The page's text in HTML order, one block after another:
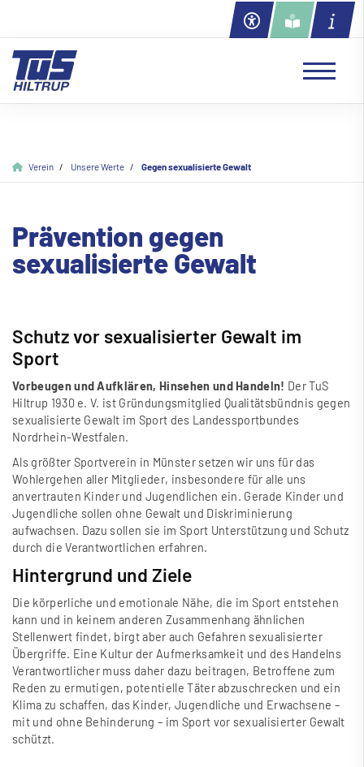
Verein Unsere Werte Gegen sexualisierte Gewalt
Prävention gegen
sexualisierte Gewalt
Schutz vor sexualisierter Gewalt im
Sport
Vorbeugen und Aufklären, Hinsehen und Handeln! Der TuS
Hiltrup 1930 e. V. ist GründungsmitgliedQualitätsbündnis gegen
sexualisierte Gewalt im Sport des Landessportbundes
Nordrhein-Westfalen.
Als größter Sportverein in Münster setzen wir uns für das
Wohlergehen aller Mitglieder, insbesondere für alle uns
anvertrauten Kinder und Jugendlichen ein. Gerade Kinder und
Jugendliche sollen ohne Gewalt und Diskriminierung
aufwachsen. Dazu sollen sie im Sport Unterstützung und Schutz
durch die Verantwortlichen erfahren.
Hintergrund und Ziele
Die körperliche und emotionale Nähe, die im Sport entstehen
kann und in keinem anderen Zusammenhang ähnlichen
Stellenwert findet, birgt aber auch Gefahren sexualisierter
Übergriffe. Eine Kultur der Aufmerksamkeit und des Handelns
Verantwortlicher muss daher dazu beitragen, Betroffene zum
Reden zu ermutigen, potentielle Täter abzuschrecken und ein
Klima zu schaffen, das Kinder, Jugendliche und Erwachsene –
mit und ohne Behinderung – im Sport vor sexualisierter Gewalt
schützt.